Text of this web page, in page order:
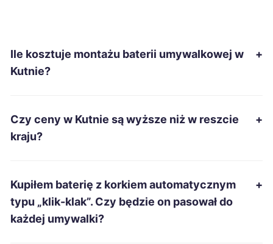
Mysłowice 259 zł
Mielec
Radomsko TWÓJ REGION 260 zł
Ile kosztuje montażu baterii umywalkowej w
Kutnie?
+
Czy ceny w Kutnie są wyższe niż w reszcie
kraju?
+
Kupiłem baterię z korkiem automatycznym
typu „klik-klak”. Czy będzie on pasował do
każdej umywalki?
+